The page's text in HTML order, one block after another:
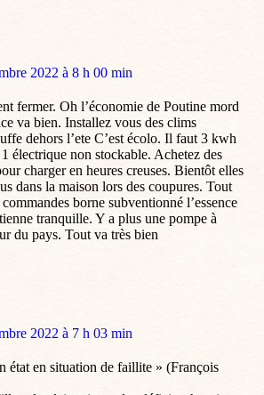
2022 à 8 h 00 min
fermer. Oh l’économie de Poutine mord
va bien. Installez vous des clims
dehors l’ete C’est écolo. Il faut 3 kwh
électrique non stockable. Achetez des
charger en heures creuses. Bientôt elles
dans la maison lors des coupures. Tout
borne subventionné l’essence
tranquille. Y a plus une pompe à
du pays. Tout va très bien
2022 à 7 h 03 min
état en situation de faillite » (François